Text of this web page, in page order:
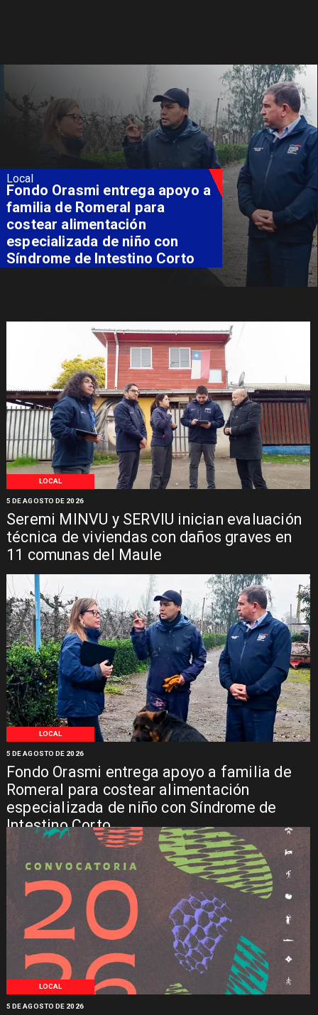
LOCAL
Seremi MINVU y SERVIU inician evaluación
técnica de viviendas con daños graves en
11 comunas del Maule
5 DE AGOSTO DE 2026
LOCAL
Fondo Orasmi entrega apoyo a familia de
Romeral para costear alimentación
especializada de niño con Síndrome de
Intestino Corto
5 DE AGOSTO DE 2026
LOCAL
5 DE AGOSTO DE 2026
Local
Fondo Orasmi entrega apoyo a
familia de Romeral para
costear alimentación
especializada de niño con
Síndrome de Intestino Corto